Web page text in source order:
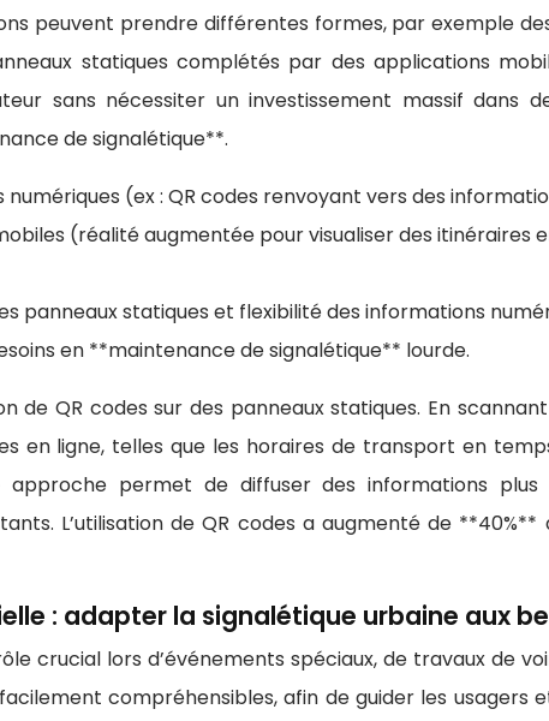
peuvent prendre différentes formes, par exemple
statiques complétés par des applications
sans nécessiter un investissement massif dans
de signalétique**.
(ex : QR codes renvoyant vers des
(réalité augmentée pour visualiser des itinéraires
panneaux statiques et flexibilité des informations
en **maintenance de signalétique** lourde.
de QR codes sur des panneaux statiques. En
en ligne, telles que les horaires de transport en
approche permet de diffuser des informations
L’utilisation de QR codes a augmenté de
: adapter la signalétique urbaine aux
crucial lors d’événements spéciaux, de travaux de
compréhensibles, afin de guider les usagers